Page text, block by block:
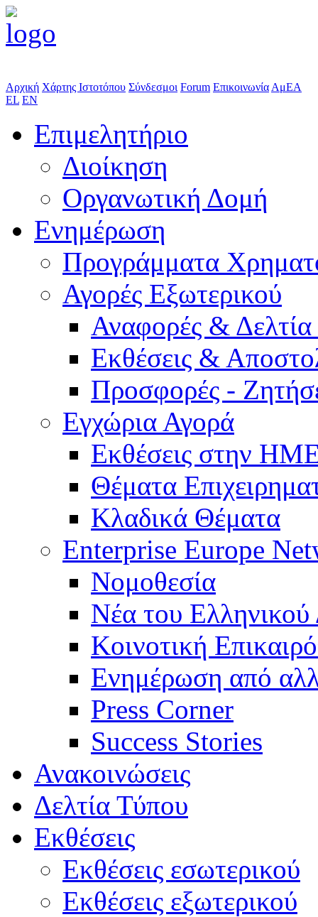
Αρχική Χάρτης Ιστοτόπου Σύνδεσμοι Forum Επικοινωνία ΑμΕΑ
EL EN
Επιμελητήριο
Διοίκηση
Οργανωτική Δομή
Ενημέρωση
Προγράμματα
Αγορές Εξωτερικού
Αναφορές &
Εκθέσεις &
Προσφορές -
Εγχώρια Αγορά
Εκθέσεις στην
Θέματα
Κλαδικά Θέματα
Enterprise Europe
Νομοθεσία
Νέα του Ελληνικού
Κοινοτική
Ενημέρωση από
Press Corner
Success Stories
Ανακοινώσεις
Δελτία Τύπου
Εκθέσεις
Εκθέσεις εσωτερικού
Εκθέσεις εξωτερικού